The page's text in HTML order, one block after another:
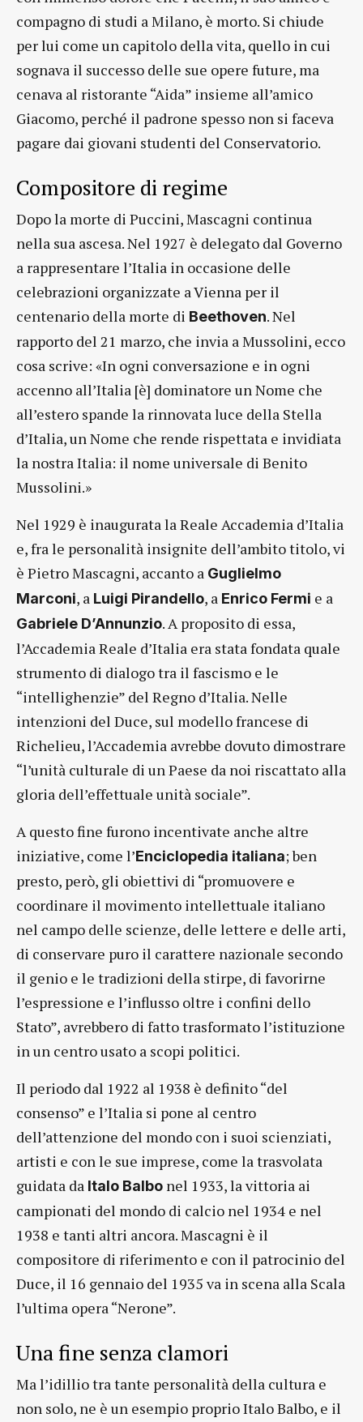
compagno di studi a Milano, è morto. Si chiude
per lui come un capitolo della vita, quello in cui
sognava il successo delle sue opere future, ma
cenava al ristorante “Aida” insieme all’amico
Giacomo, perché il padrone spesso non si faceva
pagare dai giovani studenti del Conservatorio.
Compositore di regime
Dopo la morte di Puccini, Mascagni continua
nella sua ascesa. Nel 1927 è delegato dal Governo
a rappresentare l’Italia in occasione delle
celebrazioni organizzate a Vienna per il
centenario della morte di Beethoven. Nel
rapporto del 21 marzo, che invia a Mussolini, ecco
cosa scrive: «In ogni conversazione e in ogni
accenno all’Italia [è] dominatore un Nome che
all’estero spande la rinnovata luce della Stella
d’Italia, un Nome che rende rispettata e invidiata
la nostra Italia: il nome universale di Benito
Mussolini.»
Nel 1929 è inaugurata la Reale Accademia d’Italia
e, fra le personalità insignite dell’ambito titolo, vi
è Pietro Mascagni, accanto a Guglielmo
Marconi, a Luigi Pirandello, a Enrico Fermi e a
Gabriele D’Annunzio. A proposito di essa,
l’Accademia Reale d’Italia era stata fondata quale
strumento di dialogo tra il fascismo e le
“intellighenzie” del Regno d’Italia. Nelle
intenzioni del Duce, sul modello francese di
Richelieu, l’Accademia avrebbe dovuto dimostrare
“l’unità culturale di un Paese da noi riscattato alla
gloria dell’effettuale unità sociale”.
A questo fine furono incentivate anche altre
iniziative, come l’Enciclopedia italiana; ben
presto, però, gli obiettivi di “promuovere e
coordinare il movimento intellettuale italiano
nel campo delle scienze, delle lettere e delle arti,
di conservare puro il carattere nazionale secondo
il genio e le tradizioni della stirpe, di favorirne
l’espressione e l’influsso oltre i confini dello
Stato”, avrebbero di fatto trasformato l’istituzione
in un centro usato a scopi politici.
Il periodo dal 1922 al 1938 è definito “del
consenso” e l’Italia si pone al centro
dell’attenzione del mondo con i suoi scienziati,
artisti e con le sue imprese, come la trasvolata
guidata da Italo Balbo nel 1933, la vittoria ai
campionati del mondo di calcio nel 1934 e nel
1938 e tanti altri ancora. Mascagni è il
compositore di riferimento e con il patrocinio del
Duce, il 16 gennaio del 1935 va in scena alla Scala
l’ultima opera “Nerone”.
Una fine senza clamori
Ma l’idillio tra tante personalità della cultura e
non solo, ne è un esempio proprio Italo Balbo, e il